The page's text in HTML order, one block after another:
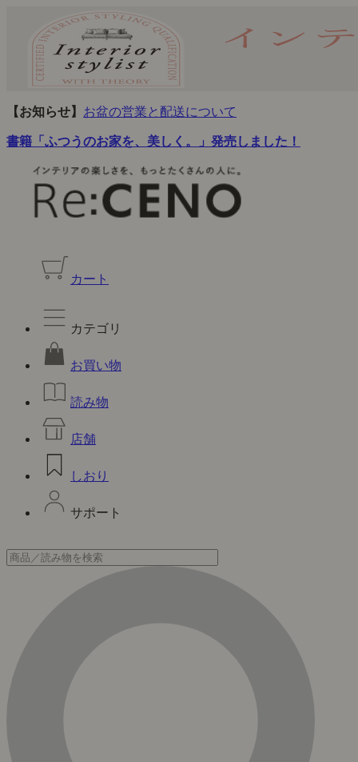
【お知らせ】 お盆の営業と配送について
書籍「ふつうのお家を、美しく。」発売しました！
カート
カテゴリ
お買い物
読み物
店舗
しおり
サポート